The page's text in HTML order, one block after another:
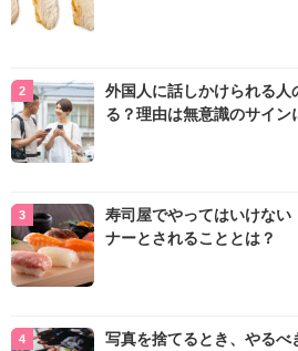
外国人に話しかけられる
る？理由は無意識のサイン
寿司屋でやってはいけな
ナーとされることとは？
写真を捨てるとき、やる